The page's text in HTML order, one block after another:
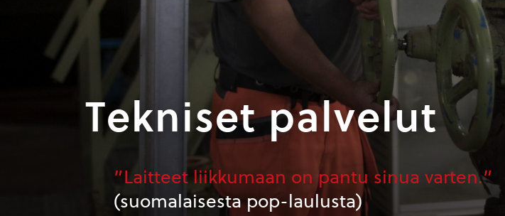
Tekniset palvelut
”Laitteet liikkumaan on pantu sinua varten.”
(suomalaisesta pop-laulusta)